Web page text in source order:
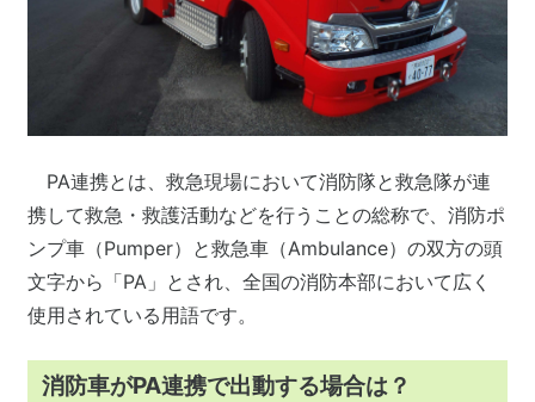
PA連携とは、救急現場において消防隊と救急隊が連
携して救急・救護活動などを行うことの総称で、消防ポ
ンプ車（Pumper）と救急車（Ambulance）の双方の頭
文字から「PA」とされ、全国の消防本部において広く
使用されている用語です。
消防車がPA連携で出動する場合は？